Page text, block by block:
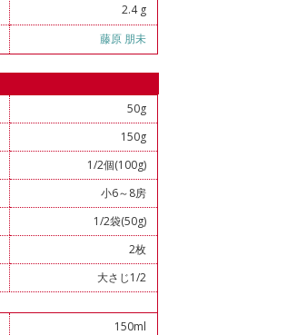
2.4 g
藤原 朋未
50g
150g
1/2個(100g)
小6～8房
1/2袋(50g)
2枚
大さじ1/2
150ml